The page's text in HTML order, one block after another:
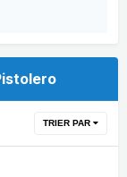
TRIER PAR